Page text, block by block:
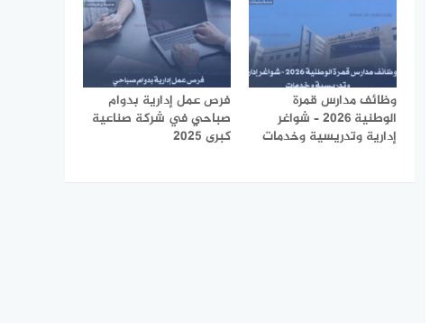
وظائف مدارس قمرة
الوطنية 2026 – شواغر
إدارية وتدريسية وخدمات
فرص عمل إدارية بدوام
صباحي في شركة صناعية
كبرى 2025